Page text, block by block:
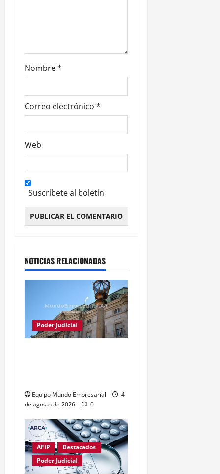
a
d
a
s
Nombre*
Correo electrónico *
Web
Suscríbete al boletín
NOTICIAS RELACIONADAS
Poder Judicial
Equipo Mundo Empresarial
4
de agosto de 2026
0
AFIP
Destacados
Poder Judicial